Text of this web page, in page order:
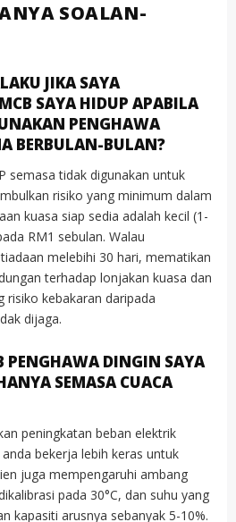
SOALAN-
JIKA SAYA
SAYA HIDUP APABILA
PENGHAWA
BERBULAN-BULAN?
semasa tidak digunakan untuk
risiko yang minimum dalam
kuasa siap sedia adalah kecil (1-
RM1 sebulan. Walau
melebihi 30 hari, mematikan
terhadap lonjakan kuasa dan
risiko kebakaran daripada
dijaga.
PENGHAWA DINGIN SAYA
SEMASA CUACA
peningkatan beban elektrik
bekerja lebih keras untuk
juga mempengaruhi ambang
pada 30°C, dan suhu yang
kapasiti arusnya sebanyak 5-10%.